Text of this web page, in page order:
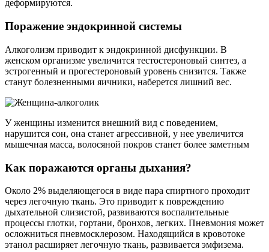
деформируются.
Поражение эндокринной системы
Алкоголизм приводит к эндокринной дисфункции. В
женском организме увеличится тестостероновый синтез, а
эстрогенный и прогестероновый уровень снизится. Также
станут болезненными яичники, наберется лишний вес.
У женщины изменится внешний вид с поведением,
нарушится сон, она станет агрессивной, у нее увеличится
мышечная масса, волосяной покров станет более заметным
Как поражаются органы дыхания?
Около 2% выделяющегося в виде пара спиртного проходит
через легочную ткань. Это приводит к повреждению
дыхательной слизистой, развиваются воспалительные
процессы глотки, гортани, бронхов, легких. Пневмония может
осложниться пневмосклерозом. Находящийся в кровотоке
этанол расширяет легочную ткань, развивается эмфизема.